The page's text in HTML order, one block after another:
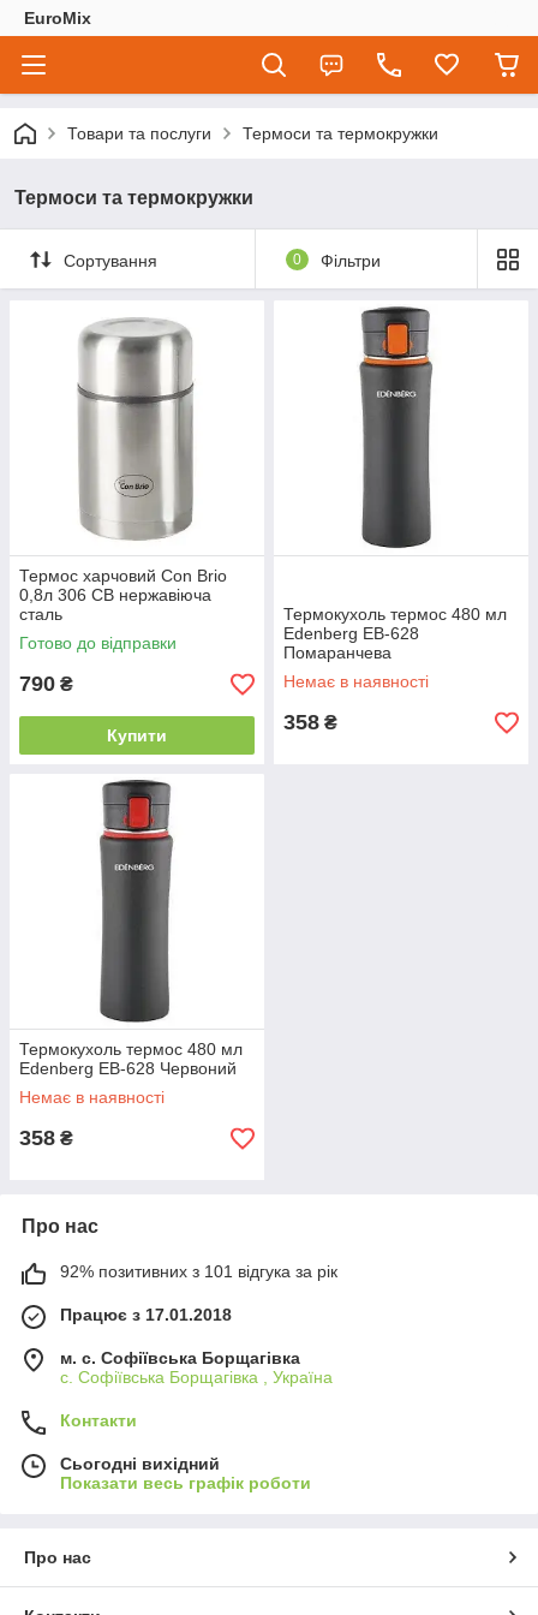
EuroMix
Товари та послуги Термоси та термокружки
Термоси та термокружки
Сортування 0 Фільтри
Термос харчовий Con Brio
0,8л 306 СВ нержавіюча
сталь
Готово до відправки
790 ₴
Купити
Термокухоль термос 480 мл
Edenberg EB-628
Помаранчева
Немає в наявності
358 ₴
Термокухоль термос 480 мл
Edenberg EB-628 Червоний
Немає в наявності
358 ₴
Про нас
92% позитивних з 101 відгука за рік
Працює з 17.01.2018
м. c. Софіївська Борщагівка
c. Софіївська Борщагівка , Україна
Контакти
Сьогодні вихідний
Показати весь графік роботи
Про нас